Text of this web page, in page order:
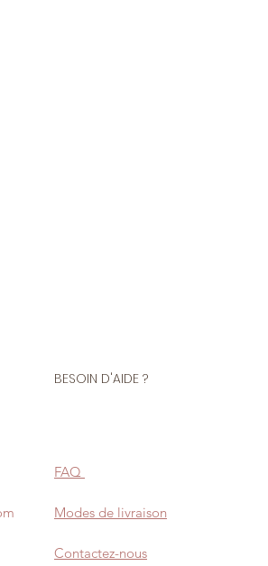
BESOIN D'AIDE ?
FAQ
Modes de livraison
Contactez-nous